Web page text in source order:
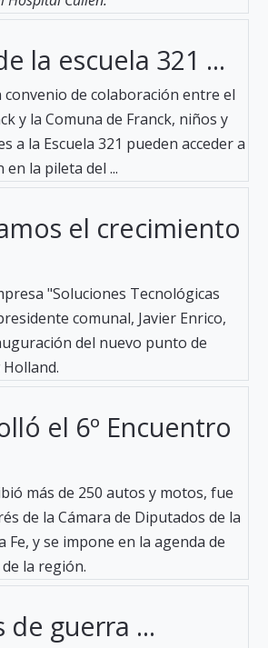
la escuela 321 ...
convenio de colaboración entre el
y la Comuna de Franck, niños y
a la Escuela 321 pueden acceder a
en la pileta del ...
el crecimiento
"Soluciones Tecnológicas
comunal, Javier Enrico,
del nuevo punto de
el 6º Encuentro
más de 250 autos y motos, fue
de la Cámara de Diputados de la
Fe, y se impone en la agenda de
la región.
de guerra ...